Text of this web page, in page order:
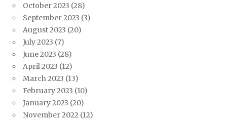
October 2023 (28)
September 2023 (3)
August 2023 (20)
July 2023 (7)
June 2023 (28)
April 2023 (12)
March 2023 (13)
February 2023 (10)
January 2023 (20)
November 2022 (12)